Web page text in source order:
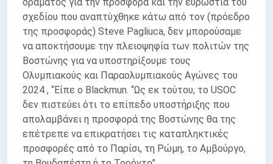
σχεδίου που αναπτύχθηκε κάτω από τον (πρόεδρο
της προσφοράς) Steve Pagliuca, δεν μπορούσαμε
να αποκτήσουμε την πλειοψηφία των πολιτών της
Βοστώνης για να υποστηρίξουμε τους
Ολυμπιακούς και Παραολυμπιακούς Αγώνες του
2024 , “Είπε ο Blackmun. “Ως εκ τούτου, το USOC
δεν πιστεύει ότι το επίπεδο υποστήριξης που
απολαμβάνει η προσφορά της Βοστώνης θα της
επέτρεπε να επικρατήσει τις καταπληκτικές
προσφορές από το Παρίσι, τη Ρώμη, το Αμβούργο,